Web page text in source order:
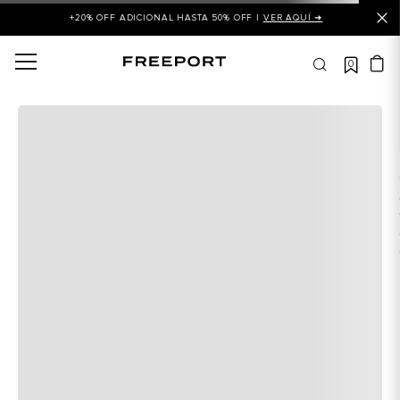
+20% OFF ADICIONAL HASTA 50% OFF | VER AQUÍ ➜
0